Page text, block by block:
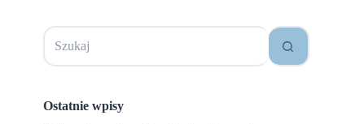
Brak
wyników
Ostatnie wpisy